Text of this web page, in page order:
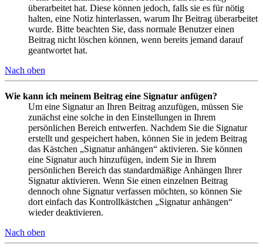
überarbeitet hat. Diese können jedoch, falls sie es für nötig
halten, eine Notiz hinterlassen, warum Ihr Beitrag überarbeitet
wurde. Bitte beachten Sie, dass normale Benutzer einen
Beitrag nicht löschen können, wenn bereits jemand darauf
geantwortet hat.
Nach oben
Wie kann ich meinem Beitrag eine Signatur anfügen?
Um eine Signatur an Ihren Beitrag anzufügen, müssen Sie
zunächst eine solche in den Einstellungen in Ihrem
persönlichen Bereich entwerfen. Nachdem Sie die Signatur
erstellt und gespeichert haben, können Sie in jedem Beitrag
das Kästchen „Signatur anhängen“ aktivieren. Sie können
eine Signatur auch hinzufügen, indem Sie in Ihrem
persönlichen Bereich das standardmäßige Anhängen Ihrer
Signatur aktivieren. Wenn Sie einen einzelnen Beitrag
dennoch ohne Signatur verfassen möchten, so können Sie
dort einfach das Kontrollkästchen „Signatur anhängen“
wieder deaktivieren.
Nach oben